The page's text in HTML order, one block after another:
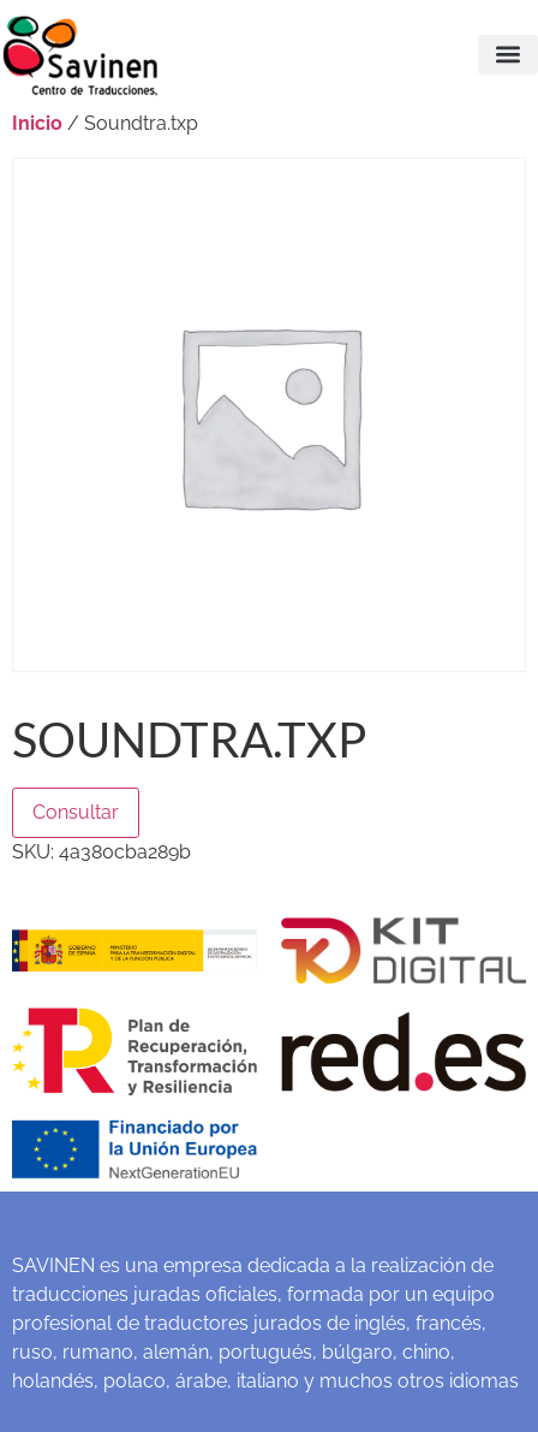
Inicio / Soundtra.txp
SOUNDTRA.TXP
Consultar
SKU: 4a380cba289b
SAVINEN es una empresa dedicada a la realización de
traducciones juradas oficiales, formada por un equipo
profesional de traductores jurados de inglés, francés,
ruso, rumano, alemán, portugués, búlgaro, chino,
holandés, polaco, árabe, italiano y muchos otros idiomas